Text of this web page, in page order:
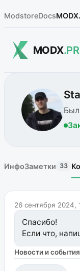
ModstoreDocs
MODX
Был
ИнфоЗаметки 33
26 сентября 2024,
Спасибо!
Если что,
Новости и события